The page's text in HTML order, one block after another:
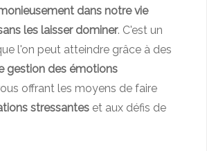
dans notre vie
les laisser dominer. C'est un
l'on peut atteindre grâce à des
gestion des émotions
offrant les moyens de faire
stressantes et aux défis de